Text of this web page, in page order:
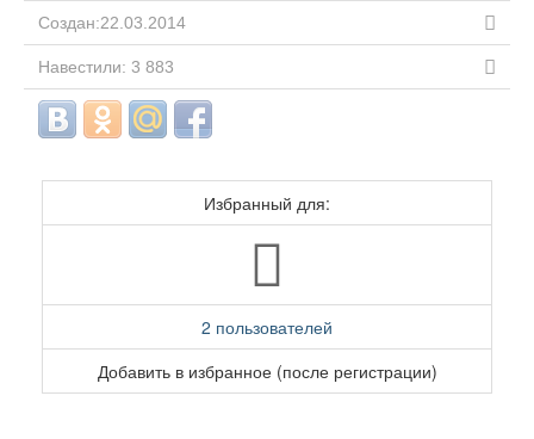
Создан:22.03.2014
Навестили: 3 883
Избранный для:
2 пользователей
Добавить в избранное (после регистрации)